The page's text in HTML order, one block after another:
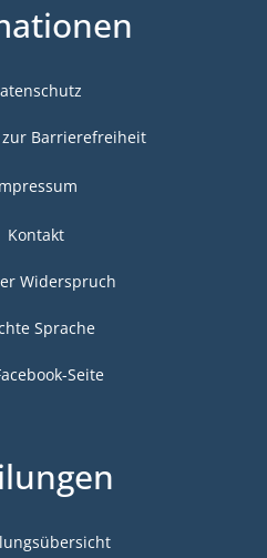
Barrierefreiheit
Kontakt
Widerspruch
Sprache
Seite